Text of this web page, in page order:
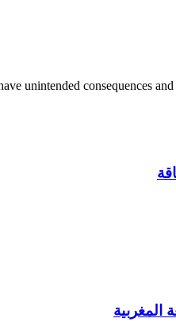
unintended consequences